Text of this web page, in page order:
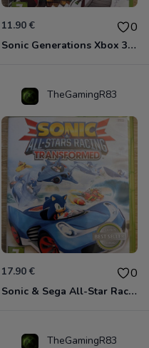
11.90 € 0
Sonic Generations Xbox 360
TheGamingR83
17.90 € 0
Sonic & Sega All-Star Racing - Transformed Xbox 360
TheGamingR83